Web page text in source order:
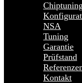
Chiptuning
NSA
Tuning
Garantie
Prüfstand
Kontakt